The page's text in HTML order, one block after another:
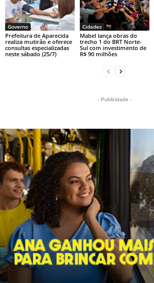
Governo
Prefeitura de Aparecida
realiza mutirão e oferece
consultas especializadas
neste sábado (25/7)
Cidades
Mabel lança obras do
trecho 1 do BRT Norte-
Sul com investimento de
R$ 90 milhões
- Publicidade -